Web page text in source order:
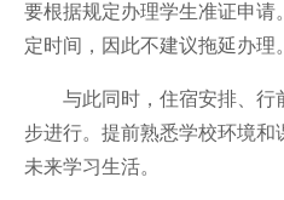
要根据规定办理学生准证申请
定时间，因此不建议拖延办理。
与此同时，住宿安排、行
步进行。提前熟悉学校环境
未来学习生活。